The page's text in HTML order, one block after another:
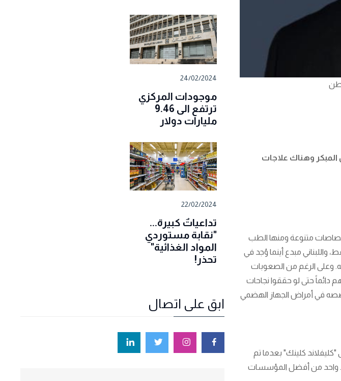
وهناك علاجات
متنوعة ومنها الطب
واللبناني مبدع أينما وُجد في
وعلى الرغم من الصعوبات
دائماً حتى لو حققوا نجاحات
في أمراض الجهاز الهضمي
كلينك" بعدما تم
واحد من أفضل المؤسسات
24/02/2024
موجودات المركزي
ترتفع الى 9.46
مليارات دولار
22/02/2024
تداعياتٌ كبيرة...
"نقابة مستوردي
المواد الغذائية"
تحذر!
ابق على اتصال